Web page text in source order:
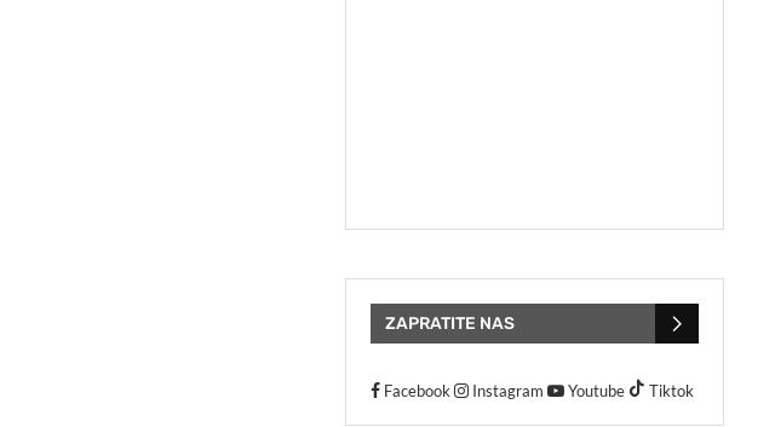
ZAPRATITE NAS
Facebook Instagram Youtube Tiktok